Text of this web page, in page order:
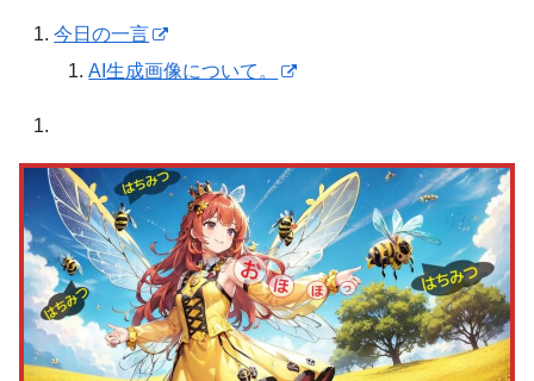
今日の一言
AI生成画像について。